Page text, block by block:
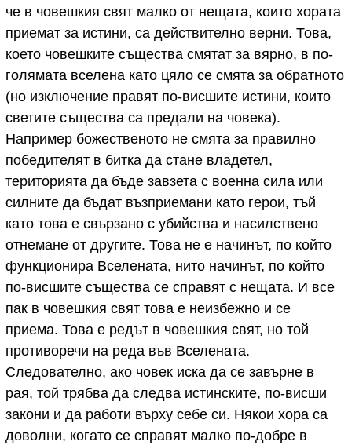
че в човешкия свят малко от нещата, които хората
приемат за истини, са действително верни. Това,
което човешките същества смятат за вярно, в по-
голямата вселена като цяло се смята за обратното
(но изключение правят по-висшите истини, които
светите същества са предали на човека).
Например божественото не смята за правилно
победителят в битка да стане владетел,
територията да бъде завзета с военна сила или
силните да бъдат възприемани като герои, тъй
като това е свързано с убийства и насилствено
отнемане от другите. Това не е начинът, по който
функционира Вселената, нито начинът, по който
по-висшите същества се справят с нещата. И все
пак в човешкия свят това е неизбежно и се
приема. Това е редът в човешкия свят, но той
противоречи на реда във Вселената.
Следователно, ако човек иска да се завърне в
рая, той трябва да следва истинските, по-висши
закони и да работи върху себе си. Някои хора са
доволни, когато се справят малко по-добре в